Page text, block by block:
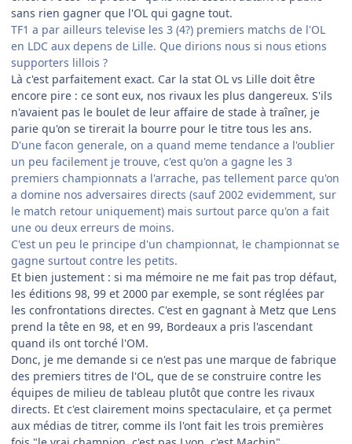
sans rien gagner que l'OL qui gagne tout.
TF1 a par ailleurs televise les 3 (4?) premiers matchs de l'OL
en LDC aux depens de Lille. Que dirions nous si nous etions
supporters lillois ?
Là c'est parfaitement exact. Car la stat OL vs Lille doit être
encore pire : ce sont eux, nos rivaux les plus dangereux. S'ils
n'avaient pas le boulet de leur affaire de stade à traîner, je
parie qu'on se tirerait la bourre pour le titre tous les ans.
D'une facon generale, on a quand meme tendance a l'oublier
un peu facilement je trouve, c'est qu'on a gagne les 3
premiers championnats a l'arrache, pas tellement parce qu'on
a domine nos adversaires directs (sauf 2002 evidemment, sur
le match retour uniquement) mais surtout parce qu'on a fait
une ou deux erreurs de moins.
C'est un peu le principe d'un championnat, le championnat se
gagne surtout contre les petits.
Et bien justement : si ma mémoire ne me fait pas trop défaut,
les éditions 98, 99 et 2000 par exemple, se sont réglées par
les confrontations directes. C'est en gagnant à Metz que Lens
prend la tête en 98, et en 99, Bordeaux a pris l'ascendant
quand ils ont torché l'OM.
Donc, je me demande si ce n'est pas une marque de fabrique
des premiers titres de l'OL, que de se construire contre les
équipes de milieu de tableau plutôt que contre les rivaux
directs. Et c'est clairement moins spectaculaire, et ça permet
aux médias de titrer, comme ils l'ont fait les trois premières